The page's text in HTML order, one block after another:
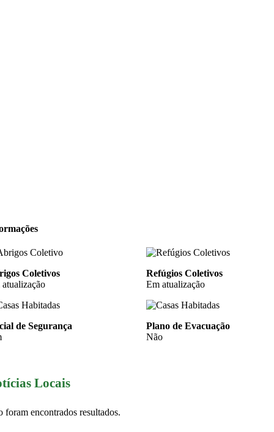
Coletivos
Refúgios Coletivos
Em atualização
de Segurança
Plano de Evacuação
Não
Locais
foram encontrados resultados.